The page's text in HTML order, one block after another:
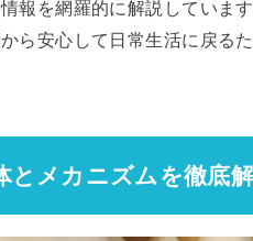
報を網羅的に解説していま
ら安心して日常生活に戻る
とメカニズムを徹底